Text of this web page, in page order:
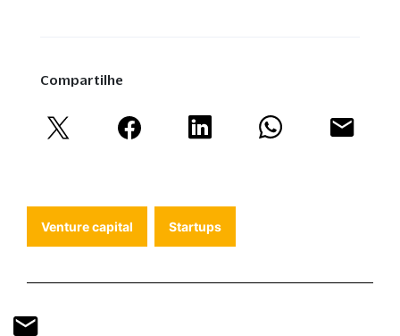
Compartilhe
Venture capital Startups